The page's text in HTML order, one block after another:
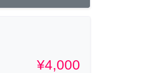
¥4,000